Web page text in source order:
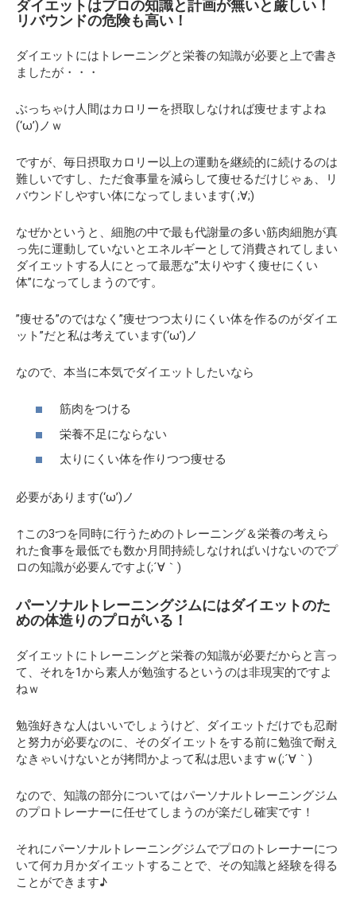
ダイエットはプロの知識と計画が無いと厳しい！
リバウンドの危険も高い！
ダイエットにはトレーニングと栄養の知識が必要と上で書き
ましたが・・・
ぶっちゃけ人間はカロリーを摂取しなければ痩せますよね
(‘ω’)ノｗ
ですが、毎日摂取カロリー以上の運動を継続的に続けるのは
難しいですし、ただ食事量を減らして痩せるだけじゃぁ、リ
バウンドしやすい体になってしまいます( ;∀;)
なぜかというと、細胞の中で最も代謝量の多い筋肉細胞が真
っ先に運動していないとエネルギーとして消費されてしまい
ダイエットする人にとって最悪な”太りやすく痩せにくい
体”になってしまうのです。
”痩せる”のではなく”痩せつつ太りにくい体を作るのがダイエ
ット”だと私は考えています(‘ω’)ノ
なので、本当に本気でダイエットしたいなら
筋肉をつける
栄養不足にならない
太りにくい体を作りつつ痩せる
必要があります(‘ω’)ノ
↑この3つを同時に行うためのトレーニング＆栄養の考えら
れた食事を最低でも数か月間持続しなければいけないのでプ
ロの知識が必要んですよ(;´∀｀)
パーソナルトレーニングジムにはダイエットのた
めの体造りのプロがいる！
ダイエットにトレーニングと栄養の知識が必要だからと言っ
て、それを1から素人が勉強するというのは非現実的ですよ
ねｗ
勉強好きな人はいいでしょうけど、ダイエットだけでも忍耐
と努力が必要なのに、そのダイエットをする前に勉強で耐え
なきゃいけないとが拷問かよって私は思いますｗ(;´∀｀)
なので、知識の部分についてはパーソナルトレーニングジム
のプロトレーナーに任せてしまうのが楽だし確実です！
それにパーソナルトレーニングジムでプロのトレーナーにつ
いて何カ月かダイエットすることで、その知識と経験を得る
ことができます♪